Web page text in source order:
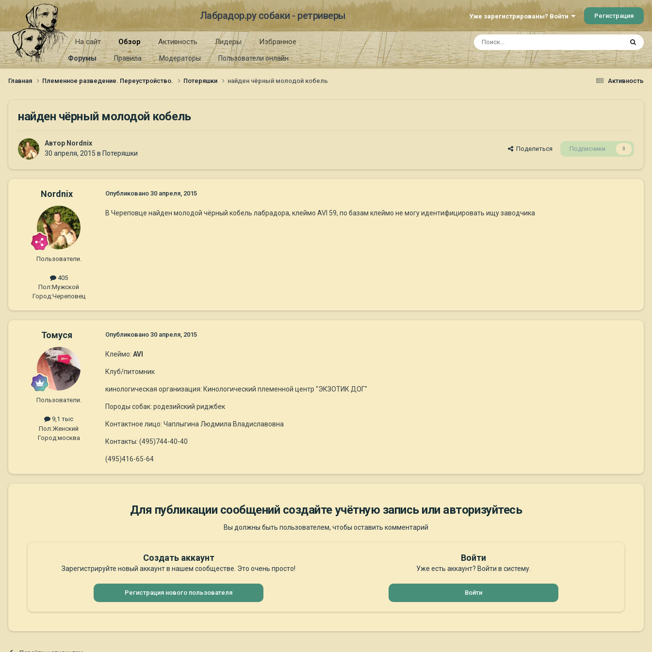
Лабрадор.ру собаки - ретриверы Уже зарегистрированы? Войти Регистрация
На сайт Обзор
Форумы Правила Модераторы Пользователи онлайн
Активность Лидеры Избранное
Активность
Главная Племенное разведение. Переустройство. Потеряшки найден чёрный молодой кобель
найден чёрный молодой кобель
Автор Nordnix
30 апреля, 2015 в Потеряшки
Поделиться Подписчики 0
Nordnix
Пользователи.
405
Пол:Мужской
Город:Череповец
Опубликовано 30 апреля, 2015
В Череповце найден молодой чёрный кобель лабрадора, клеймо AVI 59, по базам клеймо не могу идентифицировать ищу заводчика
Томуся
Пользователи.
9,1 тыс
Пол:Женский
Город:москва
Опубликовано 30 апреля, 2015
Клеймо: AVI
Клуб/питомник
кинологическая организация: Кинологический племенной центр "ЭКЗОТИК ДОГ"
Породы собак: родезийский риджбек
Контактное лицо: Чаплыгина Людмила Владиславовна
Контакты: (495)744-40-40
(495)416-65-64
Для публикации сообщений создайте учётную запись или авторизуйтесь
Вы должны быть пользователем, чтобы оставить комментарий
Создать аккаунт
Зарегистрируйте новый аккаунт в нашем сообществе. Это очень просто!
Регистрация нового пользователя
Войти
Уже есть аккаунт? Войти в систему.
Войти